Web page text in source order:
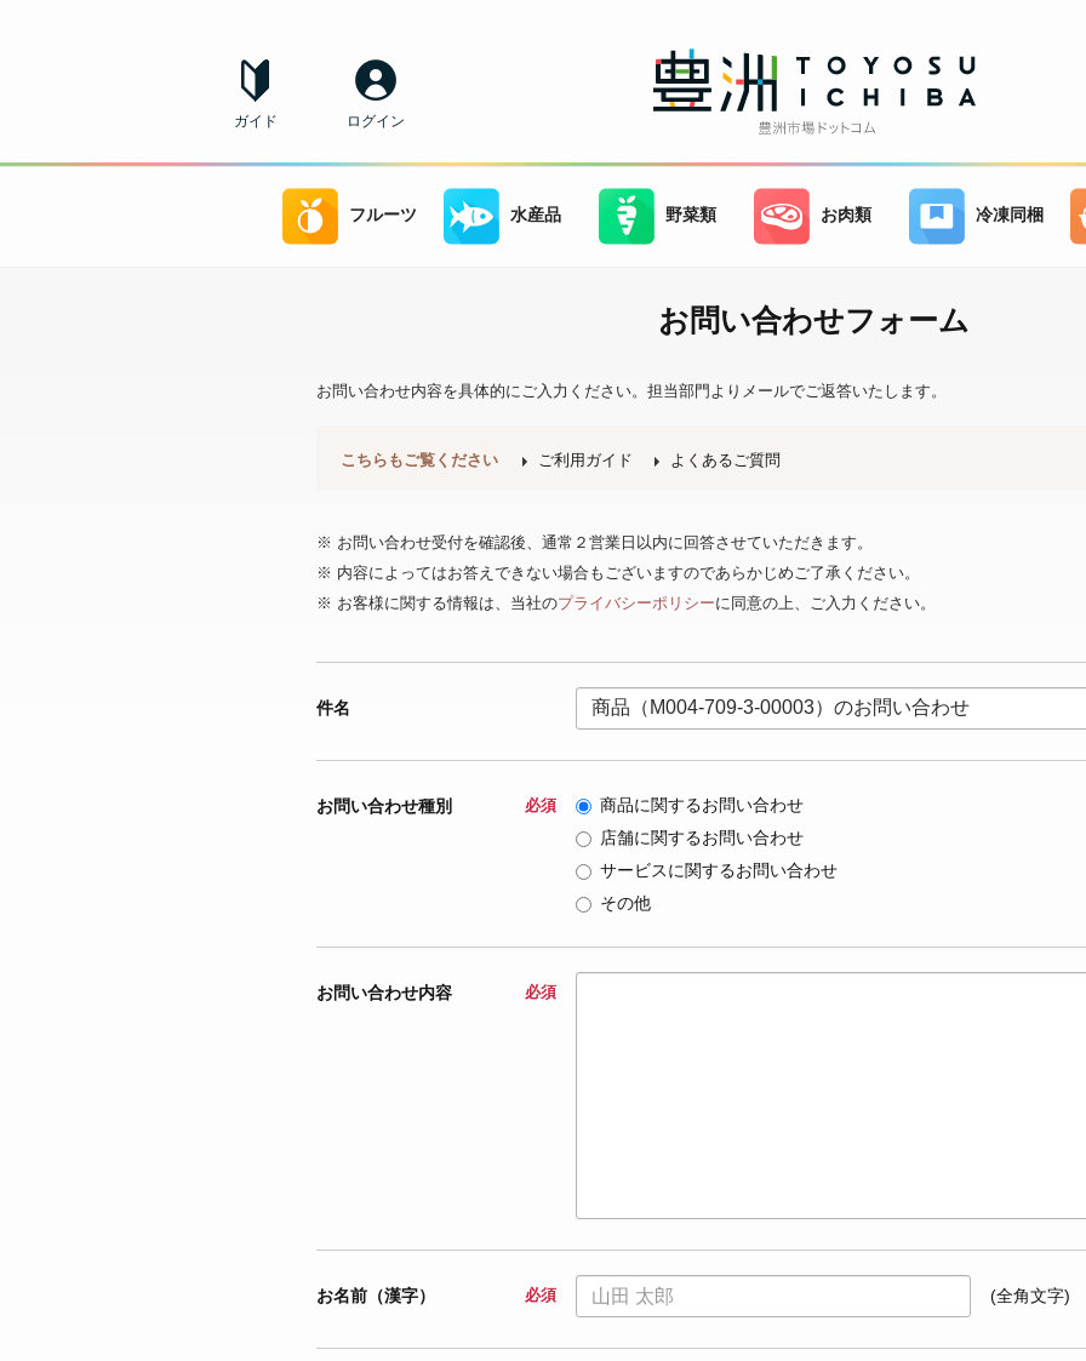
ガイド ログイン
フルーツ 水産品 野菜類 お肉類 冷凍同梱
お問い合わせフォーム
お問い合わせ内容を具体的にご入力ください。担当部門よりメールでご返答いたします。
こちらもご覧ください ご利用ガイド よくあるご質問
※ お問い合わせ受付を確認後、通常２営業日以内に回答させていただきます。
※ 内容によってはお答えできない場合もございますのであらかじめご了承ください。
※ お客様に関する情報は、当社のプライバシーポリシーに同意の上、ご入力ください。
件名
お問い合わせ種別 必須
商品に関するお問い合わせ
店舗に関するお問い合わせ
サービスに関するお問い合わせ
その他
お問い合わせ内容 必須
お名前（漢字） 必須 (全角文字)